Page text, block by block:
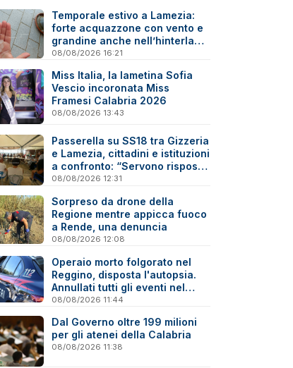
Temporale estivo a Lamezia:
forte acquazzone con vento e
grandine anche nell’hinterland
- Video
08/08/2026 16:21
Miss Italia, la lametina Sofia
Vescio incoronata Miss
Framesi Calabria 2026
08/08/2026 13:43
Passerella su SS18 tra Gizzeria
e Lamezia, cittadini e istituzioni
a confronto: “Servono risposte
e tempi certi”
08/08/2026 12:31
Sorpreso da drone della
Regione mentre appicca fuoco
a Rende, una denuncia
08/08/2026 12:08
Operaio morto folgorato nel
Reggino, disposta l'autopsia.
Annullati tutti gli eventi nel
paese della tragedia
08/08/2026 11:44
Dal Governo oltre 199 milioni
per gli atenei della Calabria
08/08/2026 11:38